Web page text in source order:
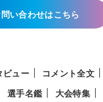
い合わせはこちら
ビュー コメント全文
選手名鑑 大会特集